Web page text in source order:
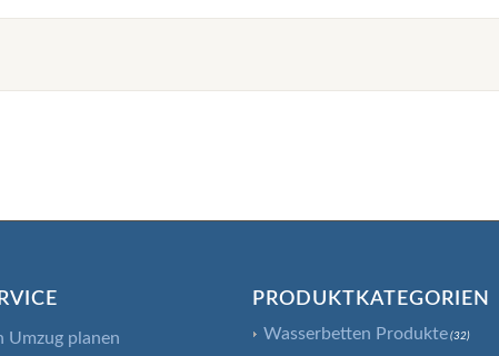
Umzug planen
PRODUKTKATEGORIEN
Wasserbetten Produkte (32)